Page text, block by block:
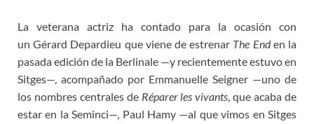
La veterana actriz ha contado para la ocasión con
un Gérard Depardieu que viene de estrenar The Enden la
pasada edición de la Berlinale —y recientemente estuvo en
Sitges—, acompañado por Emmanuelle Seigner —uno de
los nombres centrales de Réparer les vivants, que acaba de
estar en la Seminci—, Paul Hamy —al que vimos en Sitges